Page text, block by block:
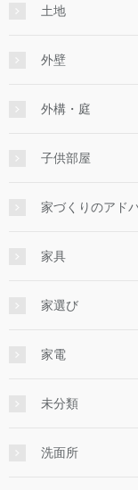
土地
外壁
外構・庭
子供部屋
家づくりのアド
家具
家選び
家電
未分類
洗面所